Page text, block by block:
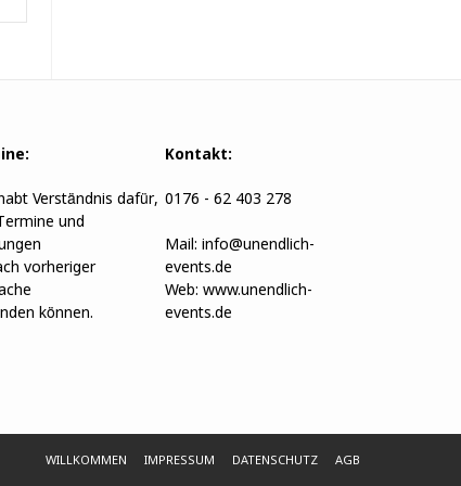
Verständnis dafür,
und
vorheriger
können.
Kontakt:
0176 - 62 403 278
Mail:info@unendlich-
events.de
Web: www.unendlich-
events.de
WILLKOMMEN IMPRESSUM DATENSCHUTZ AGB